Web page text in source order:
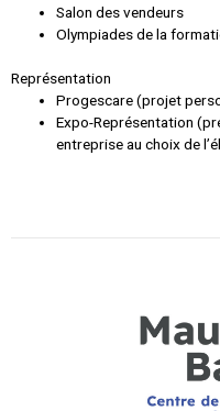
Salon des vendeurs
Olympiades de la
Représentation
Progescare (projet
Expo-Représentation
entreprise au choix de